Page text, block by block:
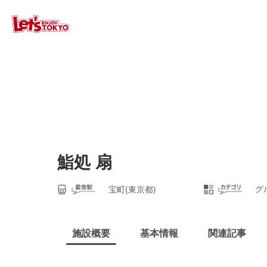
鮨処 扇
宝町(東京都) グ
施設概要 基本情報 関連記事